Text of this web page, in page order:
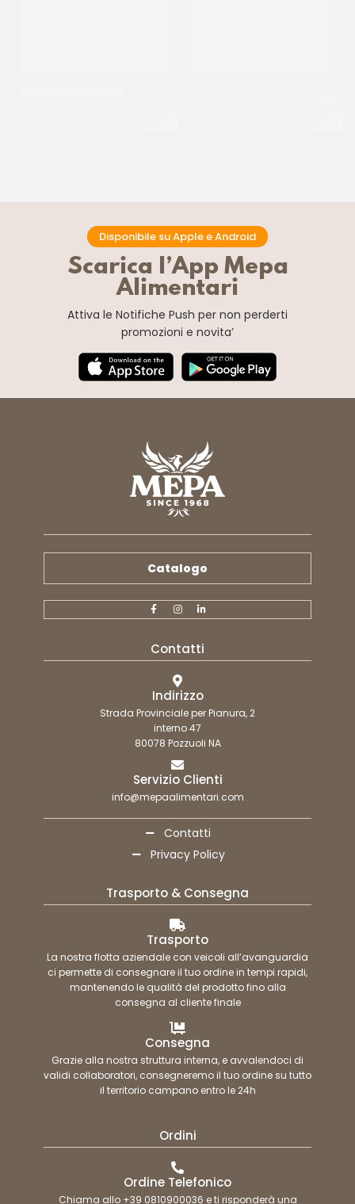
Disponibile su Apple e Android
Scarica l’App Mepa
Alimentari
Attiva le Notifiche Push per non perderti
promozioni e novita’
Catalogo
Contatti
Indirizzo
Strada Provinciale per Pianura, 2
interno 47
80078 Pozzuoli NA
Servizio Clienti
info@mepaalimentari.com
Contatti
Privacy Policy
Trasporto & Consegna
Trasporto
La nostra flotta aziendale con veicoli all’avanguardia
ci permette di consegnare il tuo ordine in tempi rapidi,
mantenendo le qualità del prodotto fino alla
consegna al cliente finale
Consegna
Grazie alla nostra struttura interna, e avvalendoci di
validi collaboratori, consegneremo il tuo ordine su tutto
il territorio campano entro le 24h
Ordini
Ordine Telefonico
Chiama allo +39 0810900036 e ti risponderà una